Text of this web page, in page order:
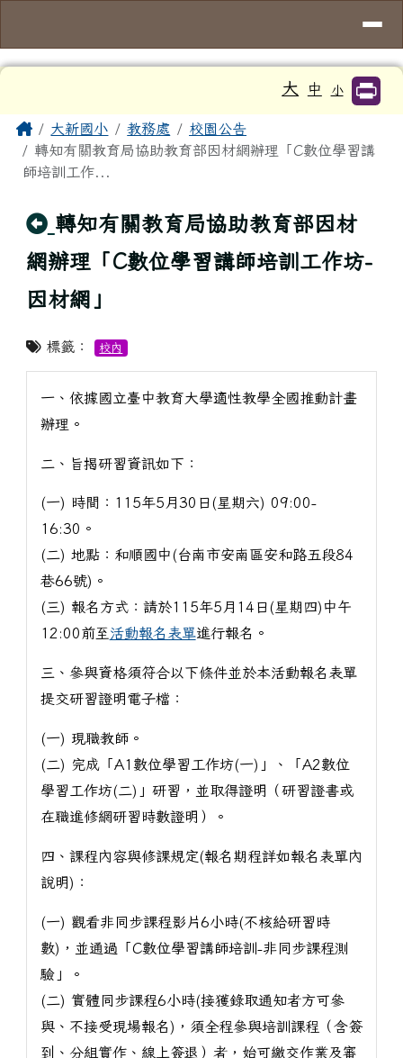
大 中 小
主內容區域
Home大新國小 教務處
校園公告
轉知有關教育局協助教育部因材網辦理「C數位學習講
師培訓工作...
回上頁
轉知有關教育局協助教育部因材
網辦理「C數位學習講師培訓工作坊-
因材網」
標籤： 校內
一、依據國立臺中教育大學適性教學全國推動計畫
辦理。
二、旨揭研習資訊如下：
(一) 時間：115年5月30日(星期六) 09:00-
16:30。
(二) 地點：和順國中(台南市安南區安和路五段84
巷66號)。
(三) 報名方式：請於115年5月14日(星期四)中午
12:00前至活動報名表單進行報名。
三、參與資格須符合以下條件並於本活動報名表單
提交研習證明電子檔：
(一) 現職教師。
(二) 完成「A1數位學習工作坊(一)」、「A2數位
學習工作坊(二)」研習，並取得證明（研習證書或
在職進修網研習時數證明）。
四、課程內容與修課規定(報名期程詳如報名表單內
說明)：
(一) 觀看非同步課程影片6小時(不核給研習時
數)，並通過「C數位學習講師培訓-非同步課程測
驗」。
(二) 實體同步課程6小時(接獲錄取通知者方可參
與、不接受現場報名)，須全程參與培訓課程（含簽
到、分組實作、線上簽退）者，始可繳交作業及審
頁尾區域